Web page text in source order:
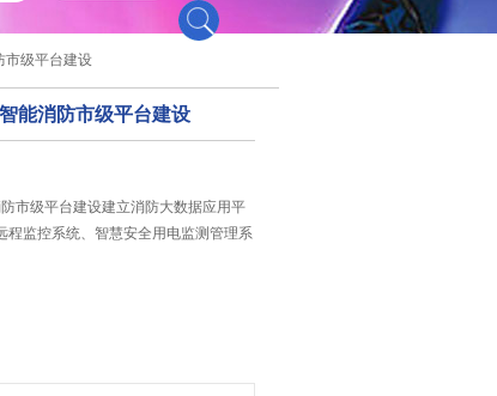
市级平台建设
能消防市级平台建设
市级平台建设建立消防大数据应用平
程监控系统、智慧安全用电监测管理系